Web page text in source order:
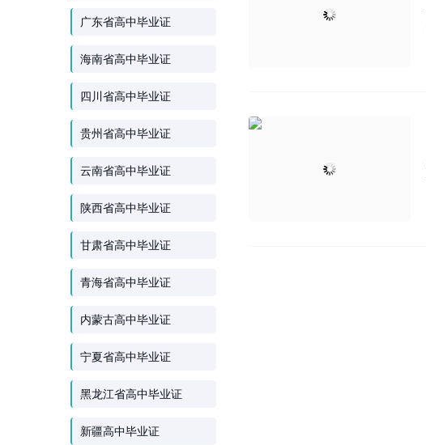
广东省高中毕业证
海南省高中毕业证
四川省高中毕业证
贵州省高中毕业证
云南省高中毕业证
陕西省高中毕业证
甘肃省高中毕业证
青海省高中毕业证
内蒙古高中毕业证
宁夏省高中毕业证
黑龙江省高中毕业证
新疆高中毕业证